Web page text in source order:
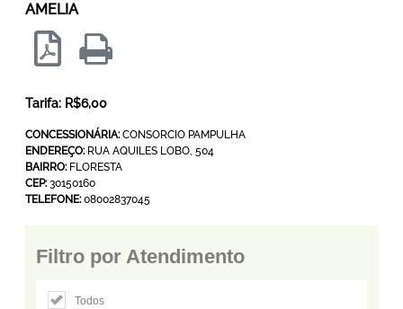
AMELIA
Tarifa: R$6,00
CONCESSIONÁRIA:CONSORCIO PAMPULHA
ENDEREÇO:RUA AQUILES LOBO, 504
BAIRRO:FLORESTA
CEP:30150160
TELEFONE:08002837045
Filtro por Atendimento
Todos